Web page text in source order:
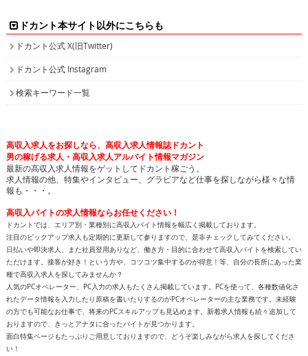
ドカント本サイト以外にこちらも
ドカント公式 X(旧Twitter)
ドカント公式 Instagram
検索キーワード一覧
高収入求人をお探しなら、高収入求人情報誌ドカント
男の稼げる求人・高収入求人アルバイト情報マガジン
最新の高収入求人情報をゲットしてドカント稼ごう。
求人情報の他、特集やインタビュー、グラビアなど仕事を探しながら様々な情
報も・・・。
高収入バイトの求人情報ならお任せください！
ドカントでは、エリア別・業種別に高収入バイト情報を幅広く掲載しております。
注目のピックアップ求人も定期的に更新して参りますので、是非チェックしてみてください。
日払いや即決求人、また社員登用ありなど、働き方・目的に合わせて高収入バイトを検索してい
ただけます。接客が好き！という方や、コツコツ集中するのが得意！等、自分の長所にあった業
種で高収入求人を探してみませんか？
人気のPCオペレーター、PC入力の求人もたくさん掲載しています。PCを使って、各種数値化さ
れたデータ情報を入力したり原稿を書いたりするのがPCオペレーターの主な業務です。未経験
の方でも可能なお仕事で、将来のPCスキルアップも見込めます。新着求人情報も続々追加して
おりますので、きっとアナタに合ったバイトが見つかります。
面白特集ページもたっぷりご用意しておりますので、どうぞ楽しみながら求人を探してくださ
い！